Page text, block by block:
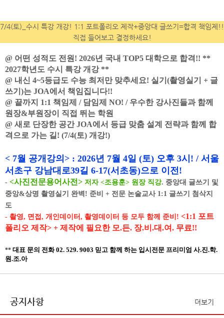
7/4(토)_수시 특강 개강! 1:1 포트폴리오 제작+중앙대 글쓰기=합격 책임제!!
직접 들어보고 결정하세요!
@ 어떤 성적도 전원! 2026년 국내 TOP5 대학으로 합격!! **
2027학년도 수시 특강 개강 **
@ 내신 4~5등급도 수능 최저만 맞추세요! 실기(촬영실기 + 글
쓰기)는 JOA에서 책임집니다!!
@ 끝까지 1:1 책임제 / 담임제 NO! / 우수한 강사진들과 함께
원장&부원장이 직접 뛰는 학원
@ 새로 단장한 공간 JOA에서 등급 맞춤 설계 전략과 함께 합
격으로 가는 길! (7/4(토) 개강!)
< 7월 공개강의> : 2026년 7월 4일 (토) 오후 3시! / 서울
서초구 강남대로39길 6-17(서초동)으로 이전!
- <사진전문용어사전> 저자 <조용훈> 원장 직강. 중앙대 글쓰기 및
중앙&상명 촬영실기 완벽 ! 준비 + 전문 논술교사 1:1 글쓰기 첨삭지
도
- 촬영, 면접, 개인데이터, 촬영데이터 등 모두 함께 준비! <1:1 포트
폴리오 제작> + 제작에 필요한 모.든. 장.비.대.여. 무료!!
** 대표 문의 전화 02. 529. 9003 믿고 함께 하는 입시전문 프리미엄 사.진.학.
원.조.아
공지사항 더보기